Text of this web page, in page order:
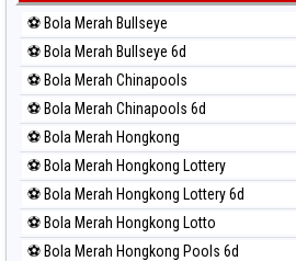
Paito Harian Sydney Lotto
Paito Harian Sydney Pools 6d
Paito Harian Taipei
Paito Harian Taiwan
⚽ Bola Merah Bullseye
⚽ Bola Merah Bullseye 6d
⚽ Bola Merah Chinapools
⚽ Bola Merah Chinapools 6d
⚽ Bola Merah Hongkong
⚽ Bola Merah Hongkong Lottery
⚽ Bola Merah Hongkong Lottery 6d
⚽ Bola Merah Hongkong Lotto
⚽ Bola Merah Hongkong Pools 6d